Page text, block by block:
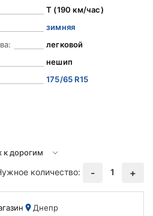
T (190 км/час)
зимняя
легковой
нешип
175/65 R15
количество:
- 1 +
Днепр